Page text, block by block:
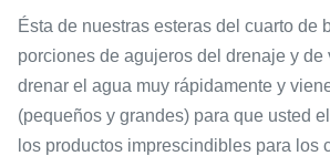
Ésta de nuestras esteras del cuarto de
porciones de agujeros del drenaje y de
drenar el agua muy rápidamente y
(pequeños y grandes) para que usted
los productos imprescindibles para los